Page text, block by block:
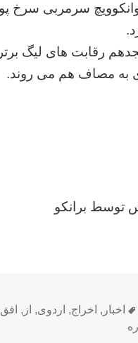
سرمربی سرخ
توسط برانکو
برچسب‌ها
اخبار , اخراج, اردوی, از , افق